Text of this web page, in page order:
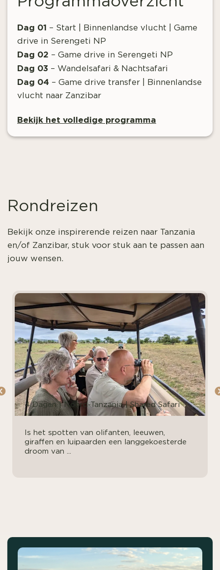
Dag 01 – Start | Binnenlandse vlucht | Game
drive in Serengeti NP
Dag 02 – Game drive in Serengeti NP
Dag 03 – Wandelsafari & Nachtsafari
Dag 04 – Game drive transfer | Binnenlandse
vlucht naar Zanzibar
Bekijk het volledige programma
Rondreizen
Bekijk onze inspirerende reizen naar Tanzania
en/of Zanzibar, stuk voor stuk aan te passen aan
jouw wensen.
4 Dagen | Noord-Tanzania | Shared Safari
Is het spotten van olifanten, leeuwen,
giraffen en luipaarden een langgekoesterde
droom van ...